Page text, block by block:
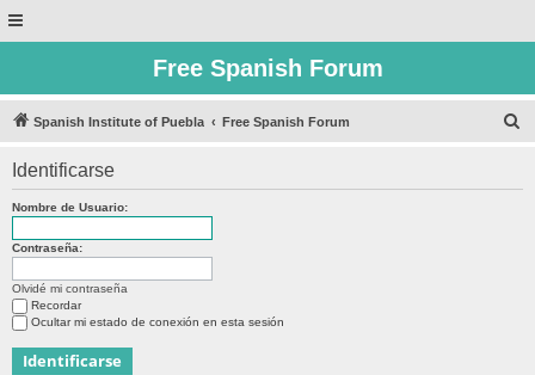
Free Spanish Forum
Spanish Institute of Puebla Free Spanish Forum
Identificarse
Nombre de Usuario:
Contraseña:
Olvidé mi contraseña
Recordar
Ocultar mi estado de conexión en esta sesión